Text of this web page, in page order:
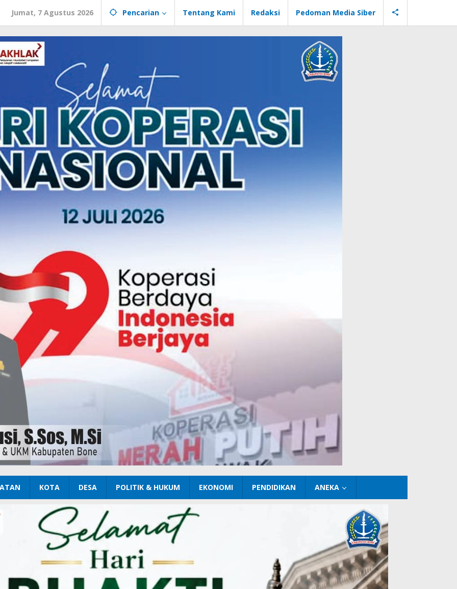
Jumat, 7 Agustus 2026 Pencarian Tentang Kami Redaksi Pedoman Media Siber
KOTA DESA POLITIK & HUKUM EKONOMI PENDIDIKAN ANEKA